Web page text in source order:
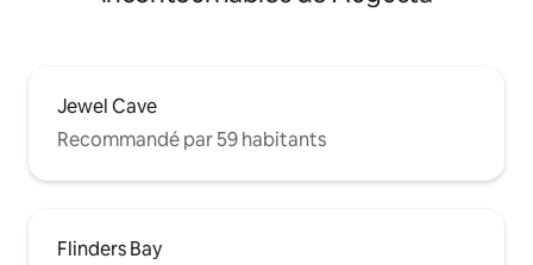
Jewel Cave
Recommandé par 59 habitants
Flinders Bay